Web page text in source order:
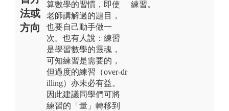
法或
方向
算數學的習慣，即使
老師講解過的題目，
也要自己動手做一
次。也有人說：練習
是學習數學的靈魂，
可知練習是需要的，
但過度的練習（over-dr
illing）亦未必有益。
因此建議同學們可將
練習的「量」轉移到
練習。